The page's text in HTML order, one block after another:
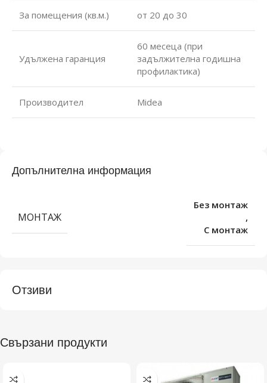
За помещения (кв.м.) от 20 до 30
Удължена гаранция
60 месеца (при
задължителна годишна
профилактика)
Производител Midea
Допълнителна информация
МОНТАЖ
Без монтаж
,
С монтаж
Отзиви
Свързани продукти